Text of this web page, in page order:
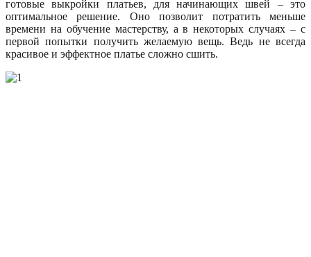
готовые выкройки платьев, для начинающих швей – это
оптимальное решение. Оно позволит потратить меньше
времени на обучение мастерству, а в некоторых случаях – с
первой попытки получить желаемую вещь. Ведь не всегда
красивое и эффектное платье сложно сшить.